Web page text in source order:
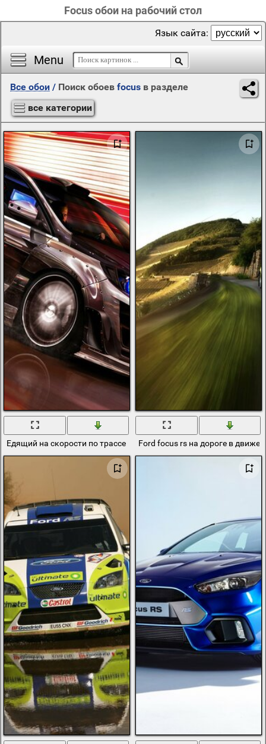
Focus обои на рабочий стол
Menu
Язык сайта:
Все обои / Поиск обоев focus в разделе
все категории
Едящий на скорости по трассе ford focusFord focus rs на дороге в